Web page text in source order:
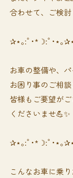
合わせて、ご検
✰⋆｡:ﾟ･*☽:ﾟ･⋆｡
お車の整備や、
お困り事のご相
皆様もご要望が
くださいませ💪✨
✰⋆｡:ﾟ･*☽:ﾟ･⋆｡
こんなお車に乗